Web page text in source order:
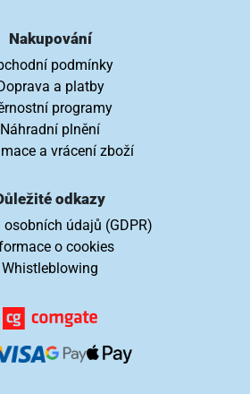
Nakupování
podmínky
a platby
programy
Náhradní plnění
a vrácení zboží
odkazy
osobních údajů (GDPR)
o cookies
Whistleblowing